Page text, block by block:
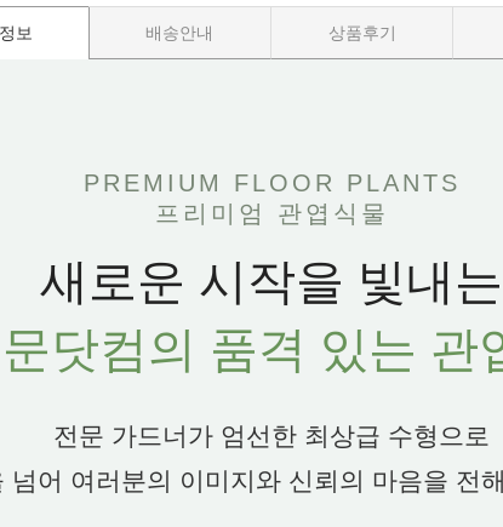
보 배송안내 상품후기
PREMIUM FLOOR PLANTS
프리미엄 관엽식물
새로운 시작을 빛내는
닷컴의 품격 있는 관
전문 가드너가 엄선한 최상급 수형으로
넘어 여러분의 이미지와 신뢰의 마음을 전